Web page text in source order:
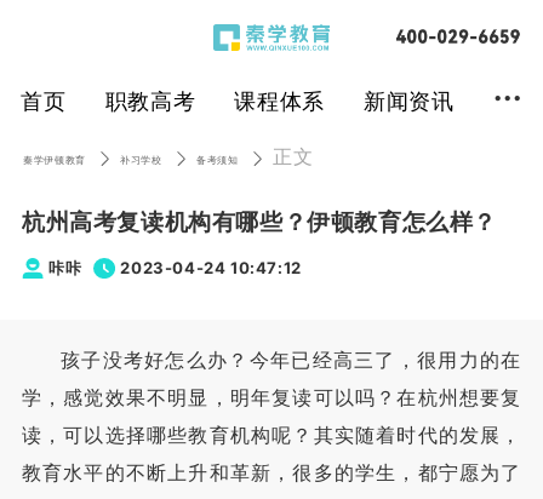
首页 职教高考 课程体系 新闻资讯 ...
秦学伊顿教育 补习学校 备考须知 正文
杭州高考复读机构有哪些？伊顿教育怎么样？
咔咔 2023-04-24 10:47:12
孩子没考好怎么办？今年已经高三了，很用力的在
学，感觉效果不明显，明年复读可以吗？在杭州想要复
读，可以选择哪些教育机构呢？其实随着时代的发展，
教育水平的不断上升和革新，很多的学生，都宁愿为了